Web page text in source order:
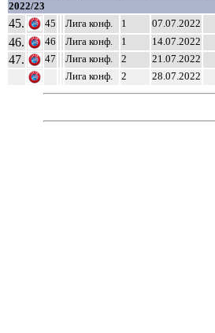
2022/23
45. 45 Лига конф. 1 07.07.2022
46. 46 Лига конф. 1 14.07.2022
47. 47 Лига конф. 2
21.07.2022
Лига конф.
2 28.07.2022